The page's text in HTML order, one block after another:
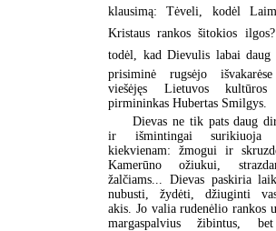
klausimą: Tėveli, kodėl
Kristaus rankos šitokios
todėl, kad Dievulis labai daug
prisiminė rugsėjo
viešėjęs Lietuvos
pirmininkas Hubertas Smilgys.
Dievas ne tik pats daug
ir išmintingai surikiuoja
kiekvienam: žmogui ir
Kamerūno ožiukui,
žalčiams... Dievas paskiria
nubusti, žydėti, džiuginti
akis. Jo valia rudenėlio rankos
margaspalvius žibintus,